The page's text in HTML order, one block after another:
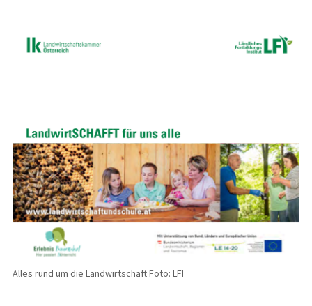
Alles rund um die Landwirtschaft Foto: LFI